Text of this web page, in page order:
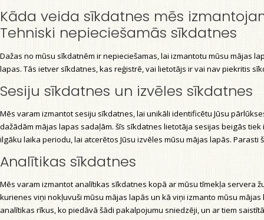
Kāda veida sīkdatnes mēs
Tehniski nepieciešamās sīkdatnes
Dažas no mūsu sīkdatnēm ir nepieciešamas, lai izmantotu mūsu mājas
lapas. Tās ietver sīkdatnes, kas reģistrē, vai lietotājs ir vai nav piekritis
Sesiju sīkdatnes un izvēles sīkdatnes
Mēs varam izmantot sesiju sīkdatnes, lai unikāli identificētu Jūsu
dažādām mājas lapas sadaļām. šīs sīkdatnes lietotāja sesijas beigās
ilgāku laika periodu, lai atcerētos Jūsu izvēles mūsu mājas lapās.
Analītikas sīkdatnes
Mēs varam izmantot analītikas sīkdatnes kopā ar mūsu tīmekļa servera
kurienes viņi nokļuvuši mūsu mājas lapās un kā viņi izmanto mūsu
analītikas rīkus, ko piedāvā šādi pakalpojumu sniedzēji, un ar tiem